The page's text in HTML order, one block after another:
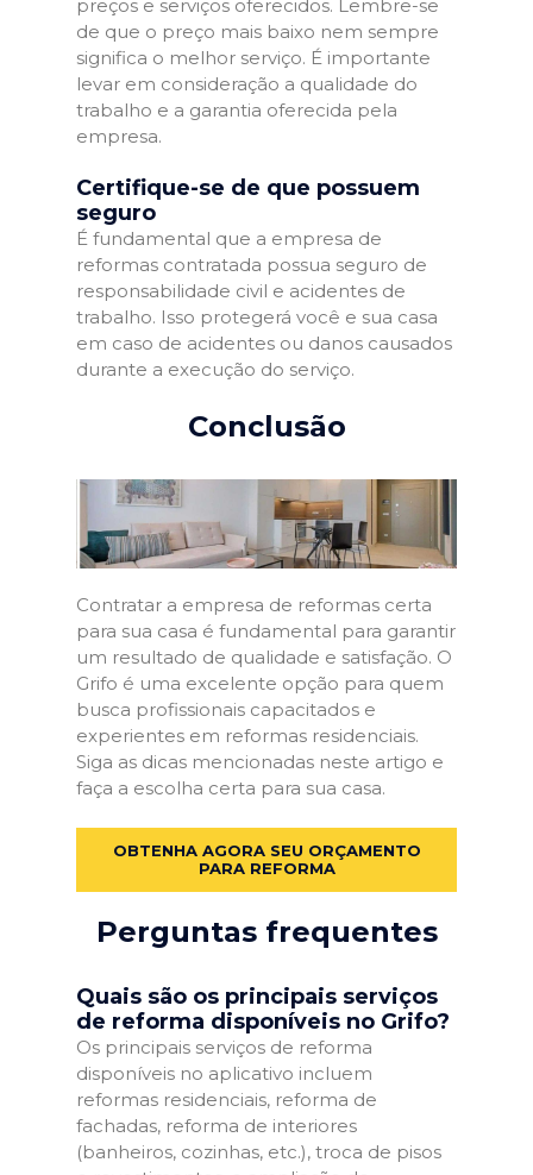
preços e serviços oferecidos. Lembre-se
de que o preço mais baixo nem sempre
significa o melhor serviço. É importante
levar em consideração a qualidade do
trabalho e a garantia oferecida pela
empresa.
Certifique-se de que possuem
seguro
É fundamental que a empresa de
reformas contratada possua seguro de
responsabilidade civil e acidentes de
trabalho. Isso protegerá você e sua casa
em caso de acidentes ou danos causados
durante a execução do serviço.
Conclusão
Contratar a empresa de reformas certa
para sua casa é fundamental para garantir
um resultado de qualidade e satisfação. O
Grifo é uma excelente opção para quem
busca profissionais capacitados e
experientes em reformas residenciais.
Siga as dicas mencionadas neste artigo e
faça a escolha certa para sua casa.
OBTENHA AGORA SEU ORÇAMENTO
PARA REFORMA
Perguntas frequentes
Quais são os principais serviços
de reforma disponíveis no Grifo?
Os principais serviços de reforma
disponíveis no aplicativo incluem
reformas residenciais, reforma de
fachadas, reforma de interiores
(banheiros, cozinhas, etc.), troca de pisos